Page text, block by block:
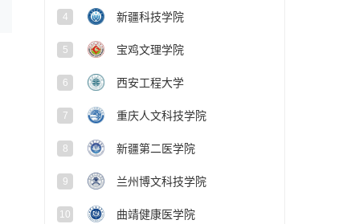
4 新疆科技学院
5 宝鸡文理学院
6 西安工程大学
7 重庆人文科技学院
8 新疆第二医学院
9 兰州博文科技学院
10 曲靖健康医学院